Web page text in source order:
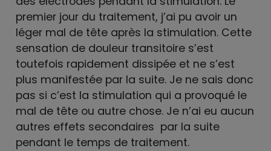
premier jour du traitement, j’ai pu avoir un
léger mal de tête après la stimulation. Cette
sensation de douleur transitoire s’est
toutefois rapidement dissipée et ne s’est
plus manifestée par la suite. Je ne sais donc
pas si c’est la stimulation qui a provoqué le
mal de tête ou autre chose. Je n’ai eu aucun
autres effets secondaires par la suite
pendant le temps de traitement.